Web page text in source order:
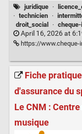
juridique ·
· technicien ·
droit_social
·
April 16, 2026 at
https://www.cheque-
Fiche
d'assurance du
Le CNM :
musique